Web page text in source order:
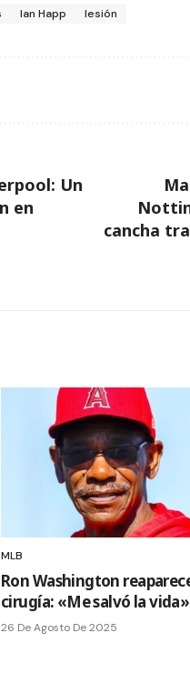
Ian Happ lesión
Un
en
cancha
MLB
Ron Washington
cirugía: «Me salvó la vida»
26 De Agosto De 2025